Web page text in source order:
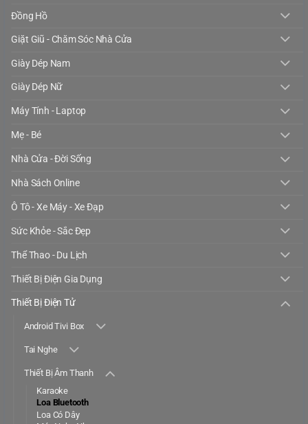
Đồng Hồ
Giặt Giũ - Chăm Sóc Nhà Cửa
Giày Dép Nam
Giày Dép Nữ
Máy Tính - Laptop
Mẹ - Bé
Nhà Cửa - Đời Sống
Nhà Sách Online
Ô Tô - Xe Máy - Xe Đạp
Sức Khỏe - Sắc Đẹp
Thể Thao - Du Lịch
Thiết Bị Điện Gia Dụng
Thiết Bị Điện Tử
Android Tivi Box
Tai Nghe
Thiết Bị Âm Thanh
Karaoke
Loa Bluetooth
Loa Có Dây